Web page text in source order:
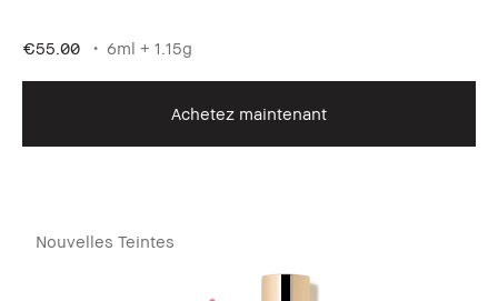
€55.00 6ml + 1.15g
Achetez maintenant
Nouvelles Teintes